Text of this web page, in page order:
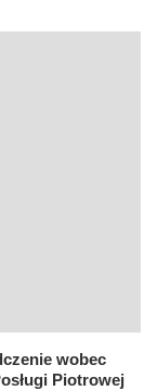
wobec
Piotrowej